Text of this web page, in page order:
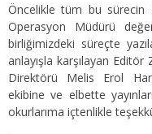
Öncelikle tüm bu sürecin
Operasyon Müdürü
birliğimizdeki süreçte
anlayışla karşılayan
Direktörü Melis Erol
ekibine ve elbette
okurlarıma içtenlikle